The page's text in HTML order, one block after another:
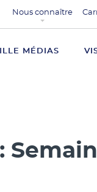
Nous connaître
MÉDIAS